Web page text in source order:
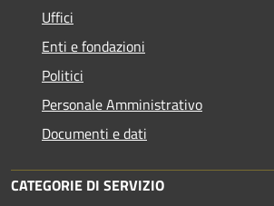
Uffici
Enti e fondazioni
Politici
Personale Amministrativo
Documenti e dati
CATEGORIE DI SERVIZIO